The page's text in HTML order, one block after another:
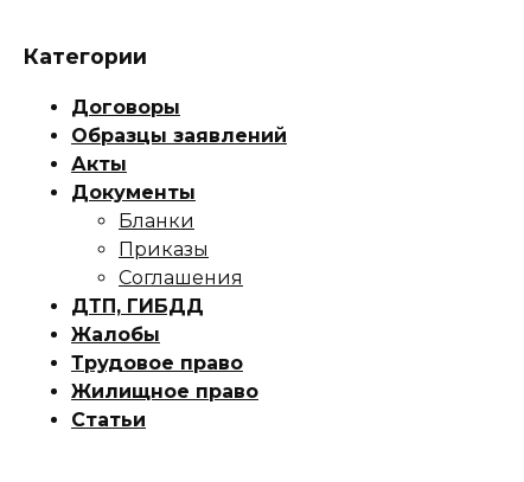
Категории
Договоры
Образцы заявлений
Акты
Документы
Бланки
Приказы
Соглашения
ДТП, ГИБДД
Жалобы
Трудовое право
Жилищное право
Статьи